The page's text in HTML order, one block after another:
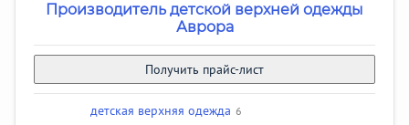
Производитель детской верхней одежды
Аврора
Получить прайс-лист
детская верхняя одежда 6